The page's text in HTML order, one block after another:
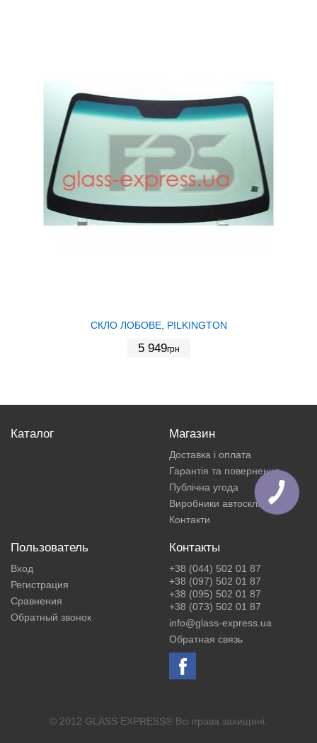
СКЛО ЛОБОВЕ, PILKINGTON
5 949грн
Каталог Магазин
Доставка і оплата
Гарантія та повернення
Публічна угода
Виробники автоскла
Контакти
Пользователь
Вход
Регистрация
Сравнения
Обратный звонок
Контакты
+38 (044) 502 01 87
+38 (097) 502 01 87
+38 (095) 502 01 87
+38 (073) 502 01 87
info@glass-express.ua
Обратная связь
© 2012 GLASS EXPRESS® Всі права захищені.